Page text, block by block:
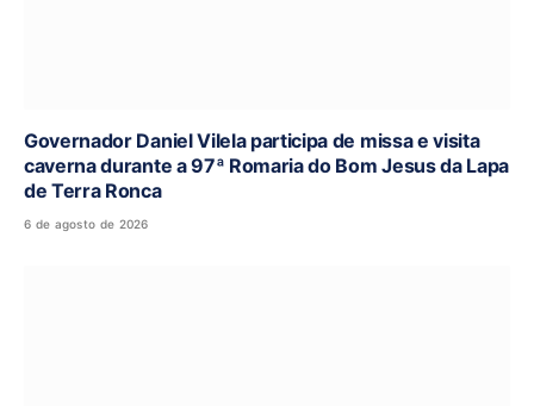
Governador Daniel Vilela participa de missa e visita
caverna durante a 97ª Romaria do Bom Jesus da Lapa
de Terra Ronca
6 de agosto de 2026